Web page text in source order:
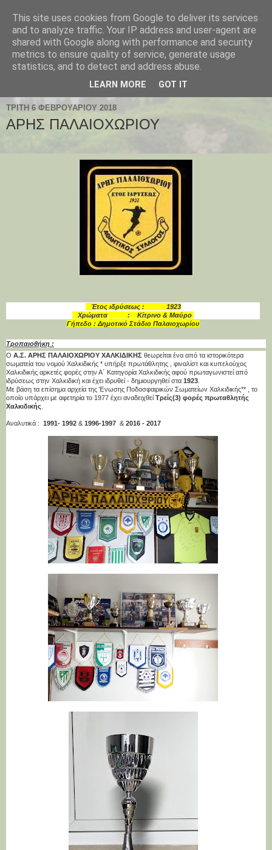
Παλαιοχώρι Χαλκιδικής
Palaiochori Chalkidiki - Paleochori (Chalkidiki) - Paleochóri
- Halkidiki Δήμος Αριστοτέλη, Κεντρική Μακεδονία, Ελλάδα
ΤΡΊΤΗ 6 ΦΕΒΡΟΥΑΡΊΟΥ 2018
ΑΡΗΣ ΠΑΛΑΙΟΧΩΡΙΟΥ
Έτος ιδρύσεως : 1923
Χρώματα : Κίτρινο & Μαύρο
Γήπεδο : Δημοτικό Στάδιο Παλαιοχωρίου
Τροπαιοθήκη :
Ο Α.Σ. ΑΡΗΣ ΠΑΛΑΙΟΧΩΡΙΟΥ ΧΑΛΚΙΔΙΚΗΣ θεωρείται ένα από τα ιστορικότερα
σωματεία του νομού Χαλκιδικής * υπήρξε πρωτάθλητης , φιναλίστ και κυπελούχος
Χαλκιδικής αρκετές φορές στην Α΄ Κατηγορία Χαλκιδικής αφού πρωταγωνιστεί από
ιδρύσεως στην Χαλκιδική και έχει ιδρυθεί - δημιουργηθεί στα 1923
Με βάση τα επίσημα αρχεία της Ένωσης Ποδοσφαιρικών Σωματείων Χαλκιδικής** , το
οποίο υπάρχει με αφετηρία το 1977 έχει αναδειχθείΤρείς(3) φορές πρωταθλητής
Χαλκιδικής
Αναλυτικά : 1991- 1992 & 1996-1997 & 2016 - 2017
This site uses cookies from Google to deliver its services
and to analyze traffic. Your IP address and user-agent are
shared with Google along with performance and security
metrics to ensure quality of service, generate usage
statistics, and to detect and address abuse.
LEARN MORE GOT IT